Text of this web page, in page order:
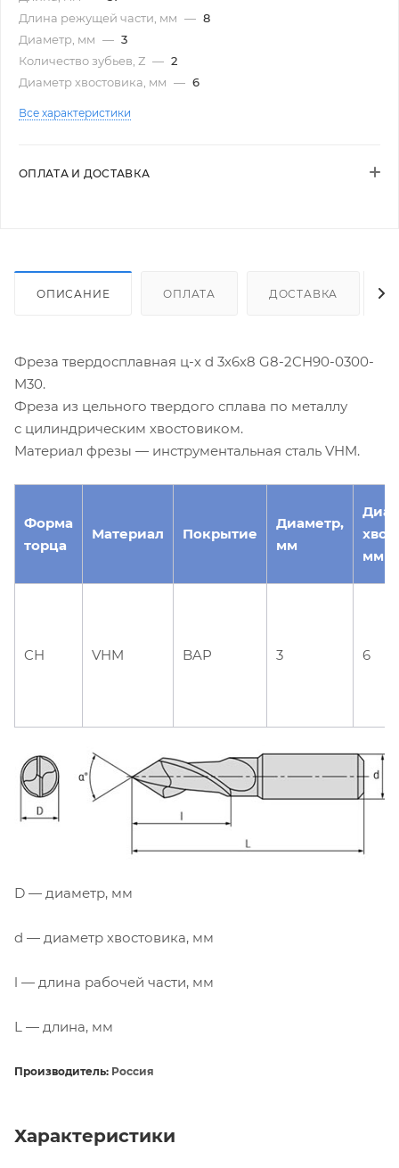
Длина режущей части, мм — 8
Диаметр, мм — 3
Количество зубьев, Z — 2
Диаметр хвостовика, мм — 6
Все характеристики
ОПЛАТА И ДОСТАВКА
ОПИСАНИЕ ОПЛАТА ДОСТАВКА
Фреза твердосплавная ц-х d 3х6х8 G8-2CH90-0300-
M30.
Фреза из цельного твердого сплава по металлу
с цилиндрическим хвостовиком.
Материал фрезы — инструментальная сталь VHM.
Форма
торца
Материал Покрытие
Диаметр,
мм
мм
CH VHM BAP 3 6
D — диаметр, мм
d — диаметр хвостовика, мм
l — длина рабочей части, мм
L — длина, мм
Производитель: Россия
Характеристики